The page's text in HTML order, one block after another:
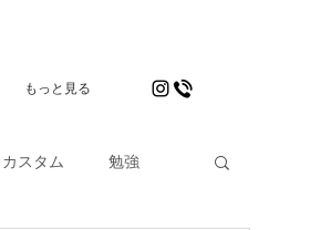
もっと見る
カスタム 勉強